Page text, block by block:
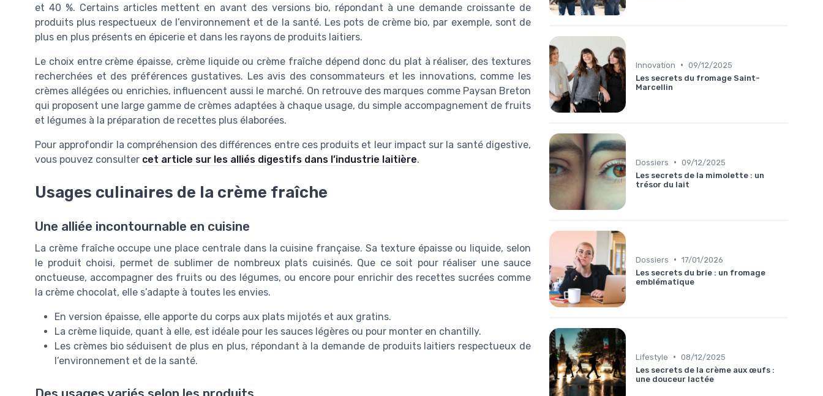
et 40 %. Certains articles mettent en avant des versions bio, répondant à une demande croissante de
produits plus respectueux de l’environnement et de la santé. Les pots de crème bio, par exemple, sont de
plus en plus présents en épicerie et dans les rayons de produits laitiers.
Le choix entre crème épaisse, crème liquide ou crème fraîche dépend donc du plat à réaliser, des textures
recherchées et des préférences gustatives. Les avis des consommateurs et les innovations, comme les
crèmes allégées ou enrichies, influencent aussi le marché. On retrouve des marques comme Paysan Breton
qui proposent une large gamme de crèmes adaptées à chaque usage, du simple accompagnement de fruits
et légumes à la préparation de recettes plus élaborées.
Pour approfondir la compréhension des différences entre ces produits et leur impact sur la santé digestive,
vous pouvez consulter cet article sur les alliés digestifs dans l’industrie laitière.
Usages culinaires de la crème fraîche
Une alliée incontournable en cuisine
La crème fraîche occupe une place centrale dans la cuisine française. Sa texture épaisse ou liquide, selon
le produit choisi, permet de sublimer de nombreux plats cuisinés. Que ce soit pour réaliser une sauce
onctueuse, accompagner des fruits ou des légumes, ou encore pour enrichir des recettes sucrées comme
la crème chocolat, elle s’adapte à toutes les envies.
En version épaisse, elle apporte du corps aux plats mijotés et aux gratins.
La crème liquide, quant à elle, est idéale pour les sauces légères ou pour monter en chantilly.
Les crèmes bio séduisent de plus en plus, répondant à la demande de produits laitiers respectueux de
l’environnement et de la santé.
Innovation • 09/12/2025
Les secrets du fromage Saint-
Marcellin
Dossiers • 09/12/2025
Les secrets de la mimolette : un
trésor du lait
Dossiers • 17/01/2026
Les secrets du brie : un fromage
emblématique
Lifestyle • 08/12/2025
Les secrets de la crème aux œufs :
une douceur lactée